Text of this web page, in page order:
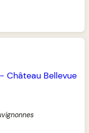
Château Bellevue